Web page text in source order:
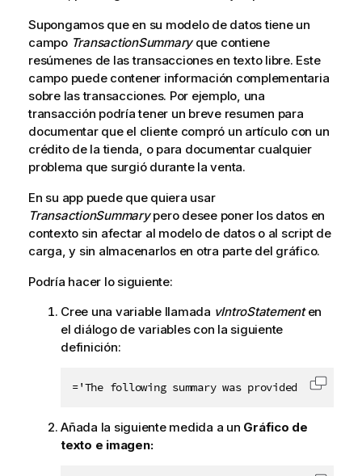
Supongamos que en su modelo de datos tiene un
campo TransactionSummaryque contiene
resúmenes de las transacciones en texto libre. Este
campo puede contener información complementaria
sobre las transacciones. Por ejemplo, una
transacción podría tener un breve resumen para
documentar que el cliente compró un artículo con un
crédito de la tienda, o para documentar cualquier
problema que surgió durante la venta.
En su app puede que quiera usar
TransactionSummarypero desee poner los datos en
contexto sin afectar al modelo de datos o al script de
carga, y sin almacenarlos en otra parte del gráfico.
Podría hacer lo siguiente:
Cree una variable llamada vIntroStatementen
el diálogo de variables con la siguiente
definición:
='The following summary was provided by the
Copiar
Añada la siguiente medida a un Gráfico de
texto e imagen: